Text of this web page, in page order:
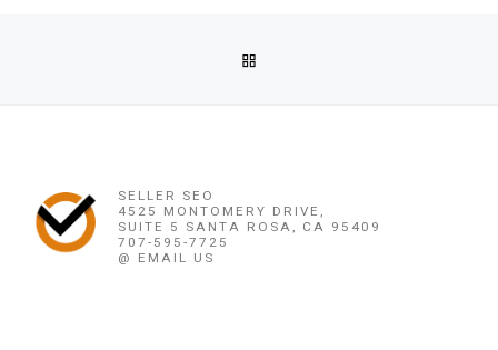
SELLER SEO
4525 MONTOMERY DRIVE,
SUITE 5 SANTA ROSA, CA 95409
707-595-7725
@ EMAIL US